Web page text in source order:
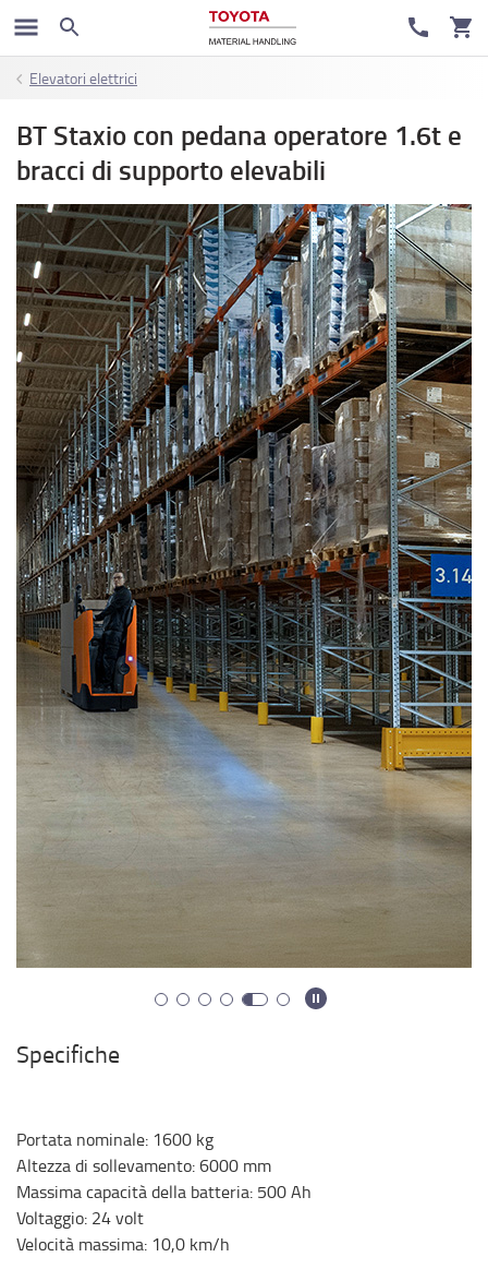
Elevatori elettrici
BT Staxio con pedana operatore 1.6t e
bracci di supporto elevabili
Specifiche
Portata nominale: 1600 kg
Altezza di sollevamento:6000 mm
Massima capacità della batteria: 500Ah
Voltaggio: 24volt
Velocità massima: 10,0 km/h